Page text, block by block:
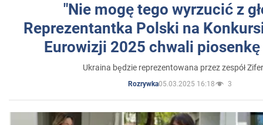
"Nie mogę tego wyrzucić z
Reprezentantka Polski na
Eurowizji 2025 chwali
Ukraina będzie reprezentowana przez zespół
Rozrywka05.03.2025 16:18 3